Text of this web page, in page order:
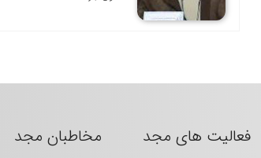
فعالیت های مجد مخاطبان مجد